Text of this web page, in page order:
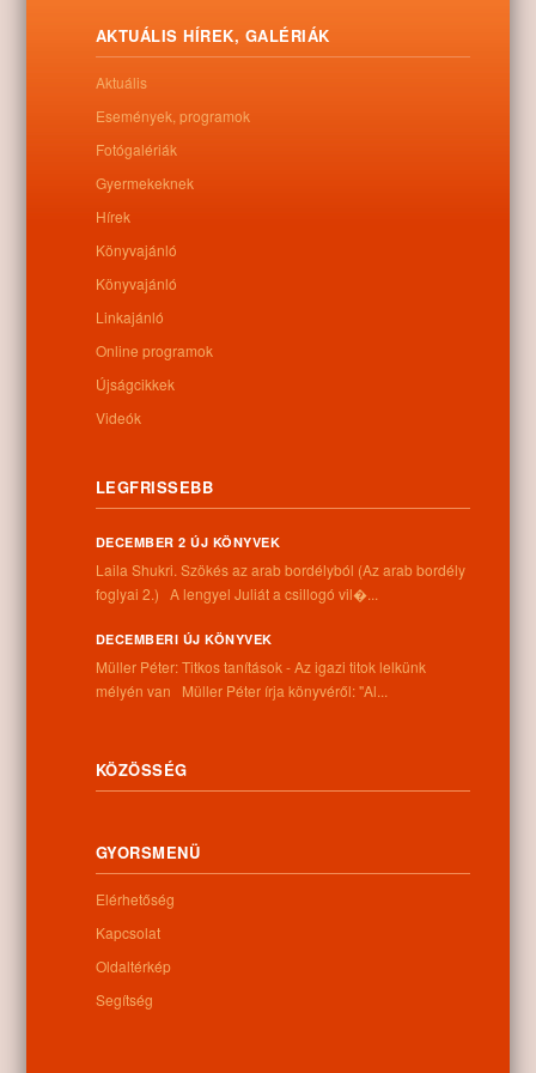
Letöltés
0
Kapcsolódó anyagok
Nem található kapcsolódó anyag
Információk
4262 Nyíracsád, Kassai u. 4.
Telefon:
+36 52 206 031
Kedd: 9:00-12:00 13:00-16:30
Szerda: 9:00-12:00 13:00-16:30
Péntek: 9:00-12:00 13:00-16:30
Szombat: 9:00-12:00
Hírlevél
AKTUÁLIS HÍREK, GALÉRIÁK
Aktuális
Események, programok
Fotógalériák
Gyermekeknek
Hírek
Könyvajánló
Könyvajánló
Linkajánló
Online programok
Újságcikkek
Videók
LEGFRISSEBB
DECEMBER 2 ÚJ KÖNYVEK
Laila Shukri. Szökés ​az arab bordélyból (Az arab bordély
foglyai 2.) A lengyel Juliát a csillogó vil�...
DECEMBERI ÚJ KÖNYVEK
Müller Péter: Titkos tanítások - Az igazi titok lelkünk
mélyén van Müller Péter írja könyvéről: "Al...
KÖZÖSSÉG
GYORSMENÜ
Elérhetőség
Kapcsolat
Oldaltérkép
Segítség